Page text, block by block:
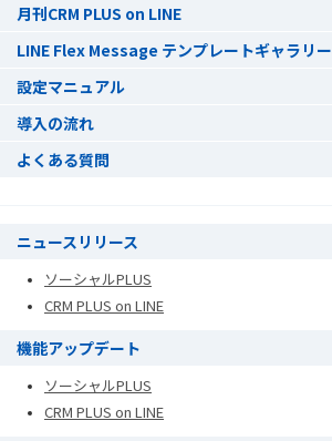
月刊CRM PLUS on LINE
LINE Flex Message テンプレートギャラリー
設定マニュアル
導入の流れ
よくある質問
ニュースリリース
ソーシャルPLUS
CRM PLUS on LINE
機能アップデート
ソーシャルPLUS
CRM PLUS on LINE